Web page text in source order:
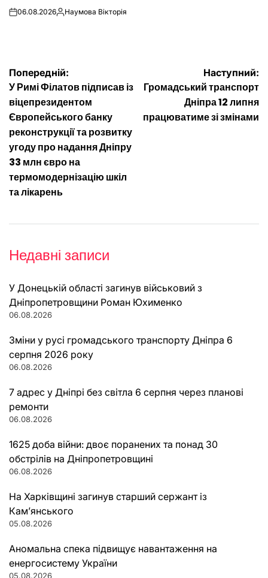
on06.08.2026Опубліковано
Наумова Вікторія
Навігація
записів
Попередній:
У Римі Філатов підписав із
віцепрезидентом
Європейського банку
реконструкції та розвитку
угоду про надання Дніпру
33 млн євро на
термомодернізацію шкіл
та лікарень
Наступний:
Громадський транспорт
Дніпра 12 липня
працюватиме зі змінами
Недавні записи
У Донецькій області загинув військовий з
Дніпропетровщини Роман Юхименко
06.08.2026
Зміни у русі громадського транспорту Дніпра 6
серпня 2026 року
06.08.2026
7 адрес у Дніпрі без світла 6 серпня через планові
ремонти
06.08.2026
1625 доба війни: двоє поранених та понад 30
обстрілів на Дніпропетровщині
06.08.2026
На Харківщині загинув старший сержант із
Кам’янського
05.08.2026
Аномальна спека підвищує навантаження на
енергосистему України
05.08.2026